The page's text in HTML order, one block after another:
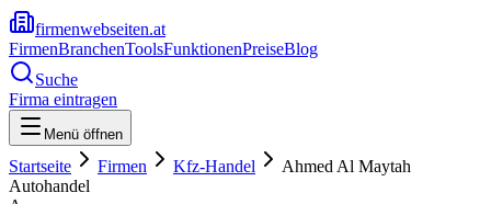
firmenwebseiten.at
FirmenBranchenToolsFunktionenPreiseBlog
Suche
Firma eintragen
Menü öffnen
Startseite Firmen Kfz-Handel
Ahmed Al Maytah
Autohandel